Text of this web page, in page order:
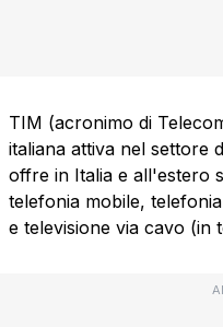
TIM (acronimo di
italiana attiva nel settore
offre in Italia e all'estero
telefonia mobile,
e televisione via cavo (in